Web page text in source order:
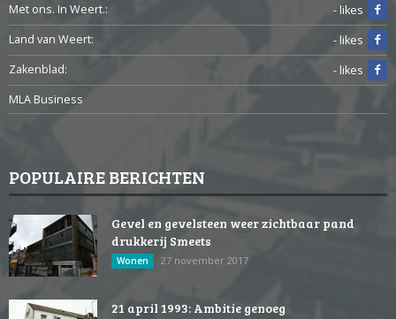
Met ons. In Weert.:
- likes
Land van Weert:
- likes
Zakenblad:
- likes
MLA Business
POPULAIRE BERICHTEN
Gevel en gevelsteen weer zichtbaar pand
drukkerij Smeets
Wonen 27 november 2017
21 april 1993: Ambitie genoeg